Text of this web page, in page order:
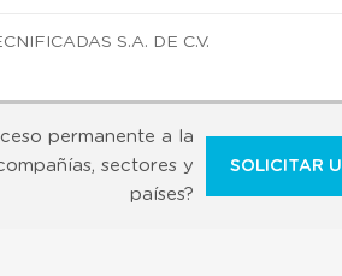
S.A. DE C.V.
permanente a la
sectores y
países?
SOLICITAR